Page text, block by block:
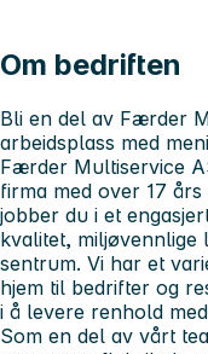
Om bedriften
Bli en del av Færder
arbeidsplass med
Færder Multiservice
firma med over 17
jobber du i et
kvalitet,
sentrum. Vi har et
hjem til bedrifter og
i å levere renhold
Som en del av vårt